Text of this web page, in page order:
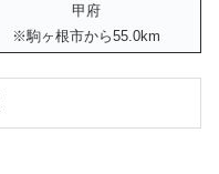
甲府
※駒ヶ根市から55.0km